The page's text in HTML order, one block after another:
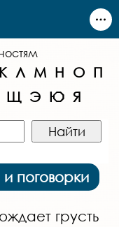
К Л М Н О П
Щ Э Ю Я
поговорки
грусть